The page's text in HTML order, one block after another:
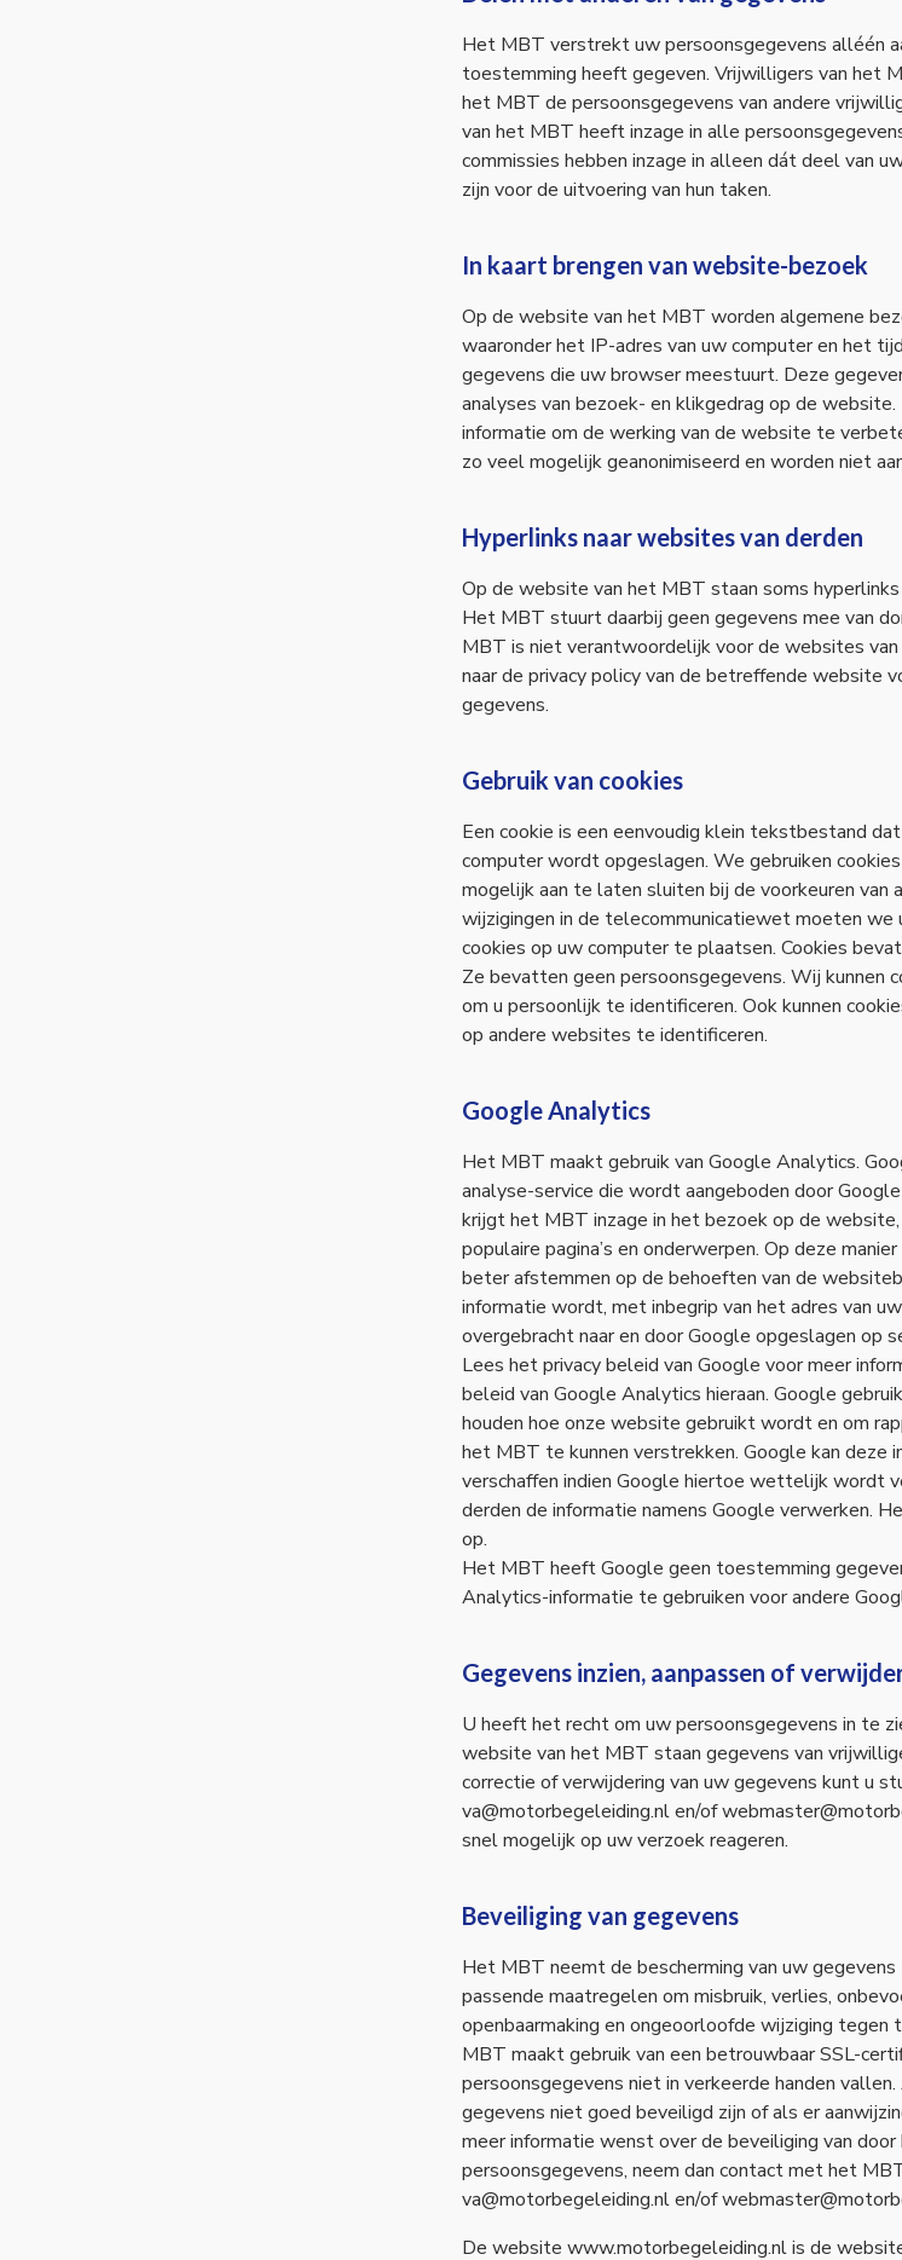
Het MBT verstrekt uw persoonsgegevens alléén
toestemming heeft gegeven. Vrijwilligers van het
het MBT de persoonsgegevens van andere
van het MBT heeft inzage in alle
commissies hebben inzage in alleen dát deel van
zijn voor de uitvoering van hun taken.
In kaart brengen van website-bezoek
Op de website van het MBT worden algemene
waaronder het IP-adres van uw computer en het
gegevens die uw browser meestuurt. Deze
analyses van bezoek- en klikgedrag op de
informatie om de werking van de website te
zo veel mogelijk geanonimiseerd en worden niet
Hyperlinks naar websites van derden
Op de website van het MBT staan soms
Het MBT stuurt daarbij geen gegevens mee van
MBT is niet verantwoordelijk voor de websites
naar de privacy policy van de betreffende website
gegevens.
Gebruik van cookies
Een cookie is een eenvoudig klein tekstbestand
computer wordt opgeslagen. We gebruiken
mogelijk aan te laten sluiten bij de voorkeuren van
wijzigingen in de telecommunicatiewet moeten we
cookies op uw computer te plaatsen. Cookies
Ze bevatten geen persoonsgegevens. Wij kunnen
om u persoonlijk te identificeren. Ook kunnen
op andere websites te identificeren.
Google Analytics
Het MBT maakt gebruik van Google Analytics.
analyse-service die wordt aangeboden door
krijgt het MBT inzage in het bezoek op de
populaire pagina’s en onderwerpen. Op deze
beter afstemmen op de behoeften van de
informatie wordt, met inbegrip van het adres van
overgebracht naar en door Google opgeslagen op
Lees het privacy beleid van Google voor meer
beleid van Google Analytics hieraan. Google
houden hoe onze website gebruikt wordt en om
het MBT te kunnen verstrekken. Google kan deze
verschaffen indien Google hiertoe wettelijk wordt
derden de informatie namens Google verwerken.
op.
Het MBT heeft Google geen toestemming
Analytics-informatie te gebruiken voor andere
Gegevens inzien, aanpassen of
U heeft het recht om uw persoonsgegevens in te
website van het MBT staan gegevens van
correctie of verwijdering van uw gegevens kunt u
va@motorbegeleiding.nl en/of
snel mogelijk op uw verzoek reageren.
Beveiliging van gegevens
Het MBT neemt de bescherming van uw
passende maatregelen om misbruik, verlies,
openbaarmaking en ongeoorloofde wijziging tegen
MBT maakt gebruik van een betrouwbaar SSL-
persoonsgegevens niet in verkeerde handen
gegevens niet goed beveiligd zijn of als er
meer informatie wenst over de beveiliging van
persoonsgegevens, neem dan contact met het
va@motorbegeleiding.nl en/of
De website www.motorbegeleiding.nl is de